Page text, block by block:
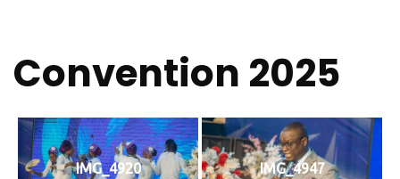
Convention 2025
IMG_4920 IMG_4947